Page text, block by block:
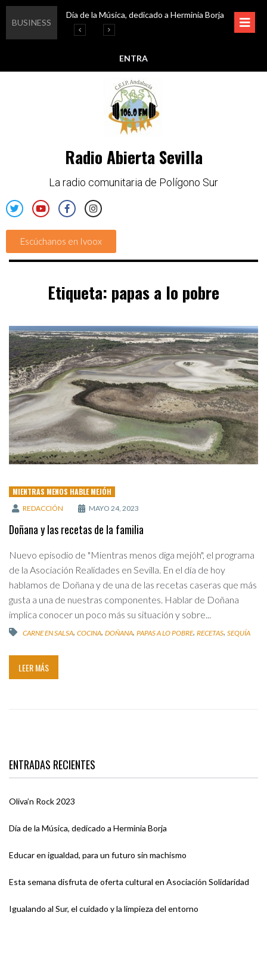
BUSINESS
Día de la Música, dedicado a Herminia Borja
Educar en igualdad, para un futuro sin machismo Esta semana disfruta de oferta cultural en Asociación Solidaridad
Igualando al Sur, el cuidado y la limpieza del entorno
ENTRA
Radio Abierta Sevilla
La radio comunitaria de Polígono Sur
Escúchanos en Ivoox
Etiqueta: papas a lo pobre
MIENTRAS MENOS HABLE MEJÓH
REDACCIÓN MAYO 24, 2023
Doñana y las recetas de la familia
Nuevo episodio de "Mientras menos diga mejóh", el programa
de la Asociación Realidades en Sevilla. En el día de hoy
hablamos de Doñana y de una de las recetas caseras que más
gusta a una de nuestras componentes. Hablar de Doñana
implica conocer un poco más su situación y sobre...
CARNE EN SALSA, COCINA, DOÑANA, PAPAS A LO POBRE, RECETAS, SEQUÍA
LEER MÁS
ENTRADAS RECIENTES
Oliva’n Rock 2023
Día de la Música, dedicado a Herminia Borja
Educar en igualdad, para un futuro sin machismo
Esta semana disfruta de oferta cultural en Asociación Solidaridad
Igualando al Sur, el cuidado y la limpieza del entorno